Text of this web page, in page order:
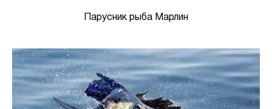
Парусник рыба Марлин